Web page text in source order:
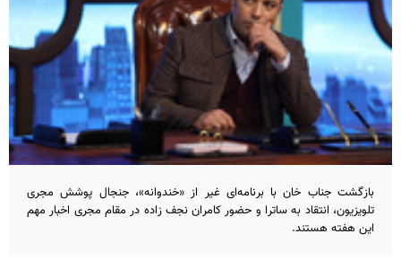
بازگشت جناب خان با برنامه‌ای غیر از «خندوانه»، جنجال پوشش مجری
تلویزیون، انتقاد به ساترا و حضور کامران نجف زاده در مقام مجری اخبار مهم
این هفته هستند.